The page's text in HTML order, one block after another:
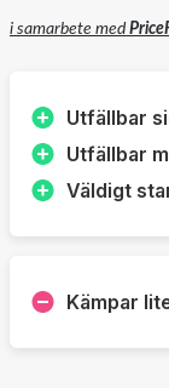
i samarbete med
Utfällbar
Utfällbar
Väldigt
Kämpar